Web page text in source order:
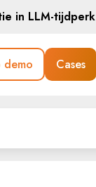
in LLM-tijdperk
Cases